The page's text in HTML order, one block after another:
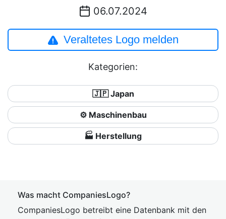
06.07.2024
Veraltetes Logo melden
Kategorien:
🇯🇵 Japan
⚙️ Maschinenbau
🏭 Herstellung
Was macht CompaniesLogo?
CompaniesLogo betreibt eine Datenbank mit den